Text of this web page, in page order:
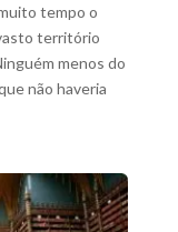
tempo o
território
menos do
não haveria